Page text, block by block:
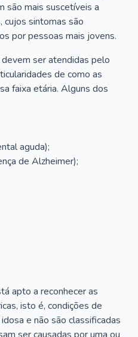
são mais suscetíveis a
cujos sintomas são
por pessoas mais jovens.
ser atendidas pelo
de como as
faixa etária. Alguns dos
aguda);
de Alzheimer);
apto a reconhecer as
isto é, condições de
e não são classificadas